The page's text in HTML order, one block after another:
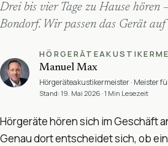
Drei bis vier Tage zu Hause
Bondorf. Wir passen das Gerät
Manuel Max
Hörgeräteakustikermeister · Meister
Stand: 19. Mai 2026 · 1 Min Lesezeit
Hörgeräte hören sich im Geschäft
Genau dort entscheidet sich, ob